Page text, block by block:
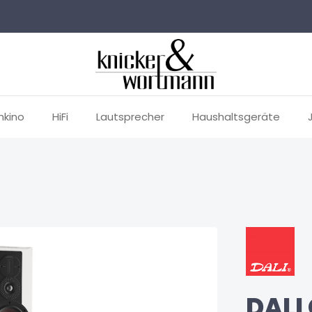
HiFi Lautsprecher Haushaltsgeräte